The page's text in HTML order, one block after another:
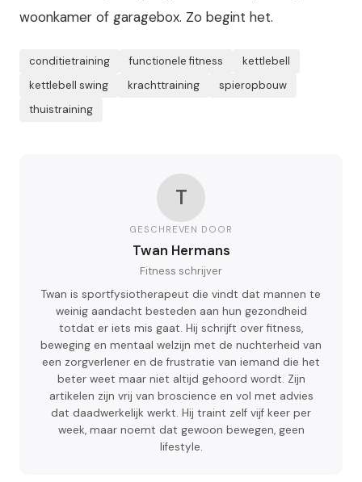
woonkamer of garagebox. Zo begint het.
conditietraining functionele fitness
kettlebell
kettlebell swing
krachttraining
spieropbouw
thuistraining
T
GESCHREVEN DOOR
Twan Hermans
Fitness schrijver
Twan is sportfysiotherapeut die vindt dat mannen te
weinig aandacht besteden aan hun gezondheid
totdat er iets mis gaat. Hij schrijft over fitness,
beweging en mentaal welzijn met de nuchterheid van
een zorgverlener en de frustratie van iemand die het
beter weet maar niet altijd gehoord wordt. Zijn
artikelen zijn vrij van broscience en vol met advies
dat daadwerkelijk werkt. Hij traint zelf vijf keer per
week, maar noemt dat gewoon bewegen, geen
lifestyle.